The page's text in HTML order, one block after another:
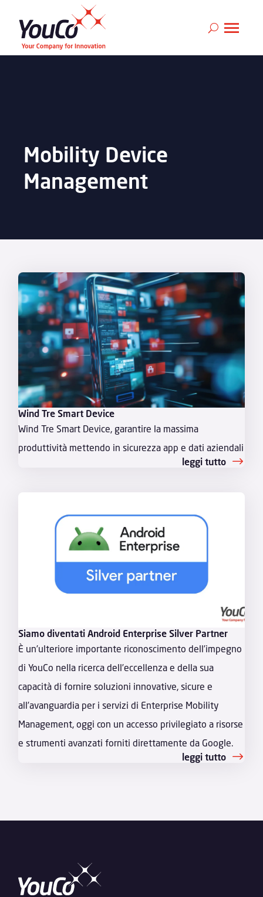
Mobility Device
Management
Wind Tre Smart Device
Wind Tre Smart Device, garantire la massima
produttività mettendo in sicurezza app e dati aziendali
leggi tutto
Siamo diventati Android Enterprise Silver Partner
È un’ulteriore importante riconoscimento dell’impegno
di YouCo nella ricerca dell’eccellenza e della sua
capacità di fornire soluzioni innovative, sicure e
all’avanguardia per i servizi di Enterprise Mobility
Management, oggi con un accesso privilegiato a risorse
e strumenti avanzati forniti direttamente da Google.
leggi tutto